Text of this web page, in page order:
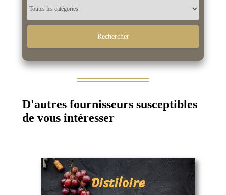
D'autres fournisseurs susceptibles
de vous intéresser
Distiloire